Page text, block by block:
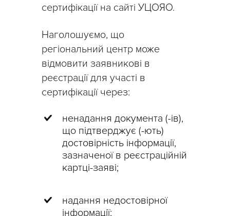
сертифікації на сайті УЦОЯО.
Наголошуємо, що
регіональний центр може
відмовити заявникові в
реєстрації для участі в
сертифікації через:
ненадання документа (-ів),
що підтверджує (-ють)
достовірність інформації,
зазначеної в реєстраційній
картці-заяві;
надання недостовірної
інформації;